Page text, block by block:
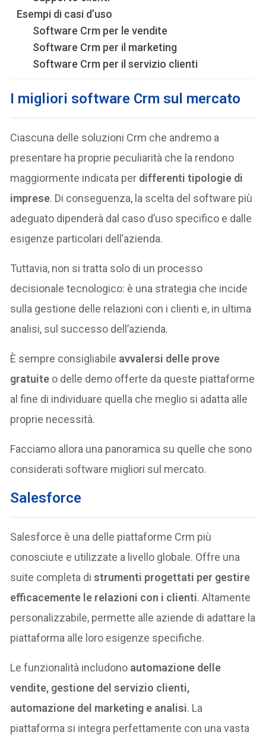
Esempi di casi d’uso
Software Crm per le vendite
Software Crm per il marketing
Software Crm per il servizio clienti
I migliori software Crm sul mercato
Ciascuna delle soluzioni Crm che andremo a
presentare ha proprie peculiarità che la rendono
maggiormente indicata per differenti tipologie di
imprese. Di conseguenza, la scelta del software più
adeguato dipenderà dal caso d’uso specifico e dalle
esigenze particolari dell’azienda.
Tuttavia, non si tratta solo di un processo
decisionale tecnologico: è una strategia che incide
sulla gestione delle relazioni con i clienti e, in ultima
analisi, sul successo dell’azienda.
È sempre consigliabile avvalersi delle prove
gratuite o delle demo offerte da queste piattaforme
al fine di individuare quella che meglio si adatta alle
proprie necessità.
Facciamo allora una panoramica su quelle che sono
considerati software migliori sul mercato.
Salesforce
Salesforce è una delle piattaforme Crm più
conosciute e utilizzate a livello globale. Offre una
suite completa distrumenti progettati per gestire
efficacemente le relazioni con i clienti. Altamente
personalizzabile, permette alle aziende di adattare la
piattaforma alle loro esigenze specifiche.
Le funzionalità includono automazione delle
vendite, gestione del servizio clienti,
automazione del marketing e analisi. La
piattaforma si integra perfettamente con una vasta